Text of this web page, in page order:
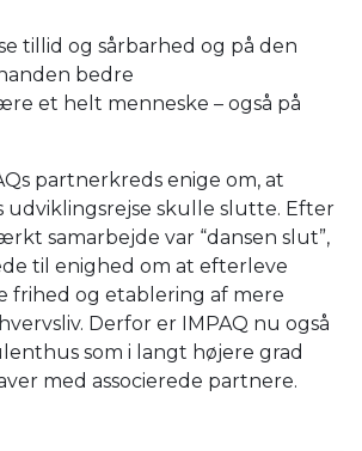
tillid og sårbarhed og på den
bedre
et helt menneske – også på
partnerkreds enige om, at
skulle slutte. Efter
samarbejde var “dansen slut”,
til enighed om at efterleve
frihed og etablering af mere
Derfor er IMPAQ nu også
som i langt højere grad
med associerede partnere.